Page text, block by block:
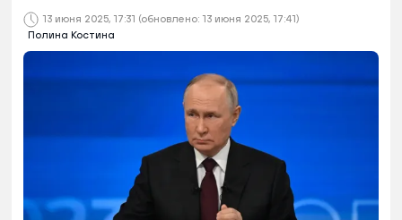
13 июня 2025, 17:31 (обновлено: 13 июня 2025, 17:41)
Полина Костина